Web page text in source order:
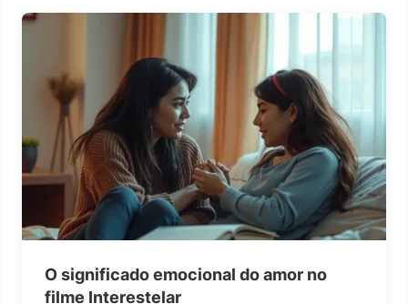
O significado emocional do amor no
filme Interestelar